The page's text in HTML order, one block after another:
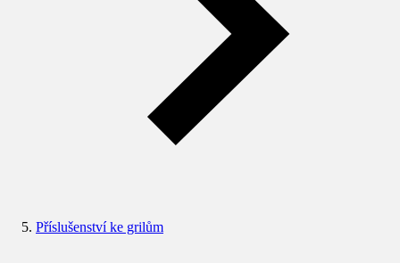
Příslušenství ke grilům